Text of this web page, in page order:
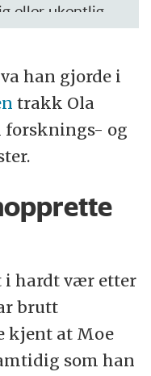
eller ukentlig
han gjorde i
trakk Ola
forsknings- og
i hardt vær etter
brutt
kjent at Moe
som han